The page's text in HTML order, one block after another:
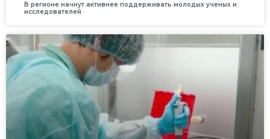
В регионе начнут активнее поддерживать молодых ученых и
исследователей